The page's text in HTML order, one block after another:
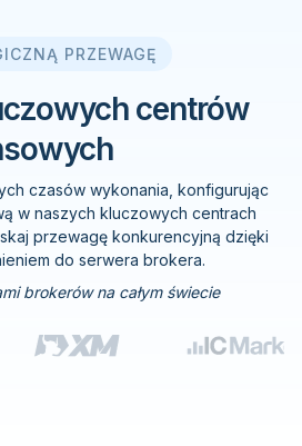
PRZEWAGĘ
centrów
czasów wykonania, konfigurując
w naszych kluczowych centrach
przewagę konkurencyjną dzięki
do serwera brokera.
brokerów na całym świecie